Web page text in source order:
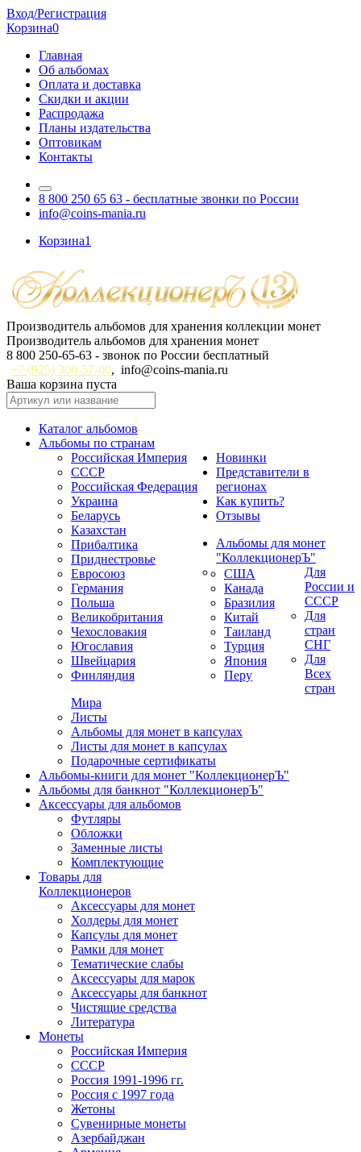
Вход/Регистрация
Корзина0
Главная
Об альбомах
Оплата и доставка
Скидки и акции
Распродажа
Планы издательства
Оптовикам
Контакты
8 800 250 65 63 - бесплатные звонки по России
info@coins-mania.ru
Корзина1
Производитель альбомов для хранения коллекции монет
Производитель альбомов для хранения монет
8 800 250-65-63 - звонок по России бесплатный
+7 (925) 300-57-00, info@coins-mania.ru
Ваша корзина пуста
Каталог альбомов
Альбомы по странам
Российская Империя
СССР
Российская Федерация
Украина
Беларусь
Казахстан
Прибалтика
Приднестровье
Евросоюз
Германия
Польша
Великобритания
Чехословакия
Югославия
Швейцария
Финляндия
США
Канада
Бразилия
Китай
Таиланд
Турция
Япония
Перу
Новинки
Представители в
регионах
Как купить?
Отзывы
Альбомы для монет
"КоллекционерЪ"
Для
России и
СССР
Для
стран
СНГ
Для
Всех
стран
Мира
Листы
Альбомы для монет в капсулах
Листы для монет в капсулах
Подарочные сертификаты
Альбомы-книги для монет "КоллекционерЪ"
Альбомы для банкнот "КоллекционерЪ"
Аксессуары для альбомов
Футляры
Обложки
Заменные листы
Комплектующие
Товары для
Коллекционеров
Аксессуары для монет
Холдеры для монет
Капсулы для монет
Рамки для монет
Тематические слабы
Аксессуары для марок
Аксессуары для банкнот
Чистящие средства
Литература
Монеты
Российская Империя
СССР
Россия 1991-1996 гг.
Россия с 1997 года
Жетоны
Сувенирные монеты
Азербайджан